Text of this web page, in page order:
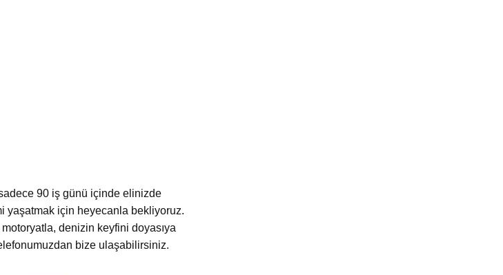
90 iş günü içinde elinizde
yaşatmak için heyecanla bekliyoruz.
denizin keyfini doyasıya
bize ulaşabilirsiniz.